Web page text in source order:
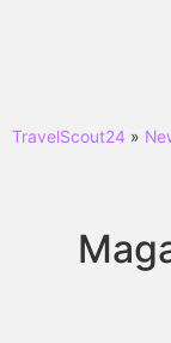
TravelScout24 »